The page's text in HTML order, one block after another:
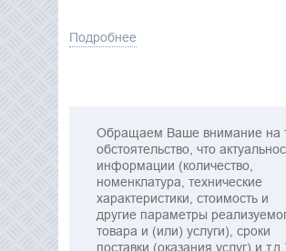
Подробнее
Обращаем Ваше внимание на
обстоятельство, что
информации (количество,
номенклатура, технические
характеристики, стоимость и
другие параметры
товара и (или) услуги), сроки
поставки (оказания услуг) и